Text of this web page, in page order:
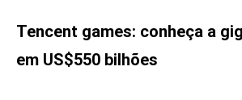
Tencent games: conheça a
em US$550 bilhões